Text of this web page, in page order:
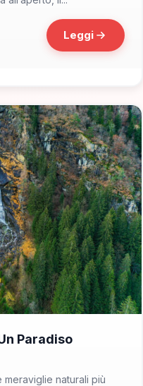
Leggi
Paradiso
naturali più